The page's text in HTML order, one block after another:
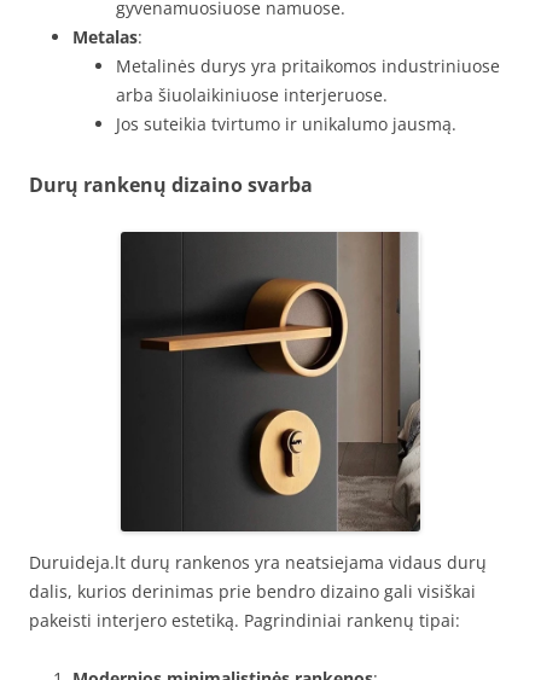
gyvenamuosiuose namuose.
Metalas:
Metalinės durys yra pritaikomos industriniuose
arba šiuolaikiniuose interjeruose.
Jos suteikia tvirtumo ir unikalumo jausmą.
Durų rankenų dizaino svarba
Duruideja.lt durų rankenos yra neatsiejama vidaus durų
dalis, kurios derinimas prie bendro dizaino gali visiškai
pakeisti interjero estetiką. Pagrindiniai rankenų tipai: